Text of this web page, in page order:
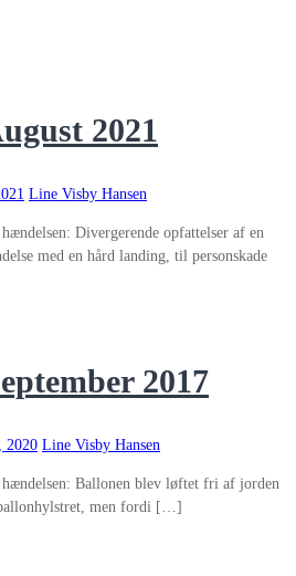
2021
Line Visby Hansen
Divergerende opfattelser af en
med en hård landing, til personskade
2017
2020 Line Visby Hansen
Ballonen blev løftet fri af jorden
men fordi […]